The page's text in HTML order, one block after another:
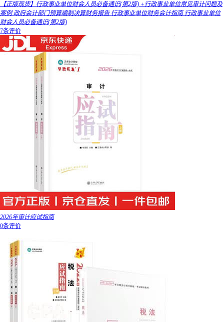
【正版现货】行政事业单位财会人员必备通识(第2版) +行政事业单位常见审计问题及
案例 政府会计部门预算编制决算财务报告 行政事业单位财务会计指南 行政事业单位
财会人员必备通识(第2版)
7条评价
2026年审计应试指南
0条评价